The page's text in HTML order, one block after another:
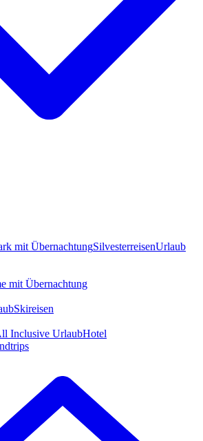
mit ÜbernachtungSilvesterreisenUrlaub
mit Übernachtung
Skireisen
Inclusive UrlaubHotel